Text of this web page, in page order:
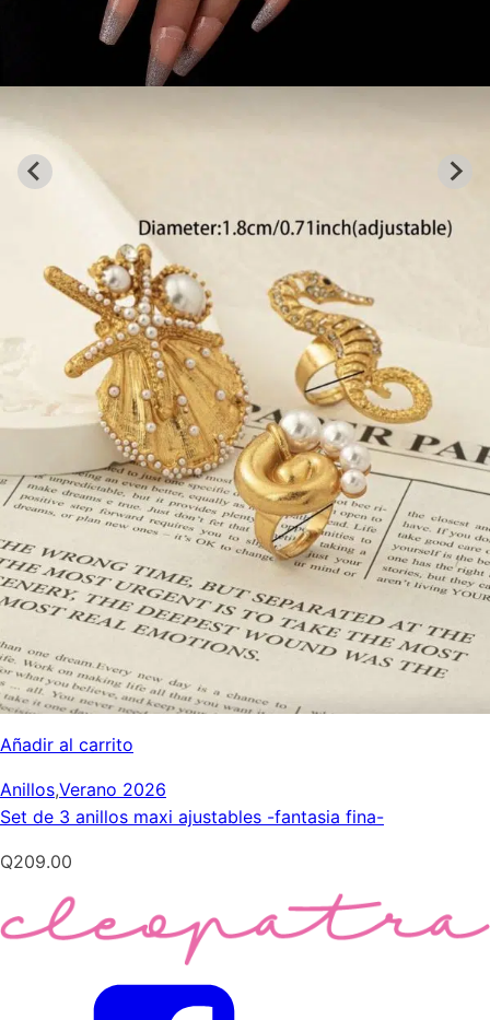
Añadir al carrito
Anillos,Verano 2026
Set de 3 anillos maxi ajustables -fantasia fina-
Q209.00